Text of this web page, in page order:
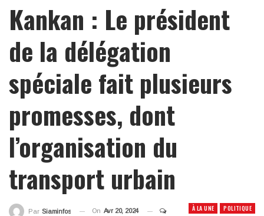
Kankan : Le président
de la délégation
spéciale fait plusieurs
promesses, dont
l’organisation du
transport urbain
À LA UNE POLITIQUE
Par Siaminfos On Avr 20, 2024